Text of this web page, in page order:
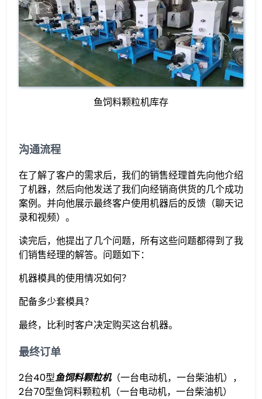
鱼饲料颗粒机库存
沟通流程
在了解了客户的需求后，我们的销售经理首先向他介绍
了机器，然后向他发送了我们向经销商供货的几个成功
案例。并向他展示最终客户使用机器后的反馈（聊天记
录和视频）。
读完后，他提出了几个问题，所有这些问题都得到了我
们销售经理的解答。问题如下：
机器模具的使用情况如何？
配备多少套模具？
最终，比利时客户决定购买这台机器。
最终订单
2台40型鱼饲料颗粒机（一台电动机，一台柴油机），
2台70型鱼饲料颗粒机（一台电动机，一台柴油机）